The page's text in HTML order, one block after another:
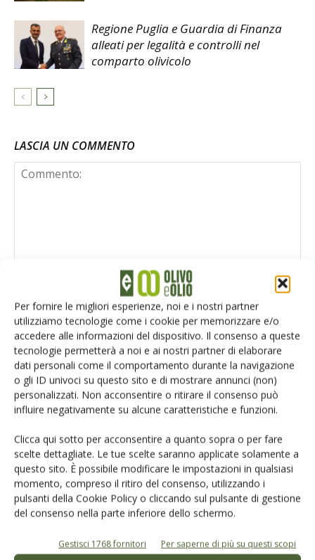
Per fornire le migliori esperienze, noi e i nostri partner
utilizziamo tecnologie come i cookie per memorizzare e/o
accedere alle informazioni del dispositivo. Il consenso a queste
tecnologie permetterà a noi e ai nostri partner di elaborare
dati personali come il comportamento durante la navigazione
o gli ID univoci su questo sito e di mostrare annunci (non)
personalizzati. Non acconsentire o ritirare il consenso può
influire negativamente su alcune caratteristiche e funzioni.
Clicca qui sotto per acconsentire a quanto sopra o per fare
scelte dettagliate. Le tue scelte saranno applicate solamente a
questo sito. È possibile modificare le impostazioni in qualsiasi
momento, compreso il ritiro del consenso, utilizzando i
pulsanti della Cookie Policy o cliccando sul pulsante di gestione
del consenso nella parte inferiore dello schermo.
Gestisci 1768 fornitori Per saperne di più su questi scopi
Regione Puglia e Guardia di Finanza
alleati per legalità e controlli nel
comparto olivicolo
LASCIA UN COMMENTO
Salva il mio nome, email e sito web in questo browser per la
prossima volta che commento.
E-magazine